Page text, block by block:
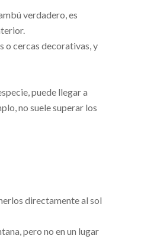
verdadero, es
o cercas decorativas, y
puede llegar a
no suele superar los
directamente al sol
pero no en un lugar